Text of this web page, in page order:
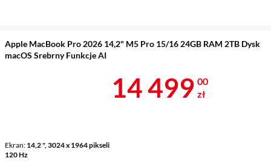
Apple MacBook Pro 2026 14,2" M5 Pro 15/16 24GB RAM 2TB Dysk
macOS Srebrny Funkcje AI
Ekran 14,2 ", 3024 x 1964 pikseli
120 Hz
Cena 14 499
14 499 00
zł